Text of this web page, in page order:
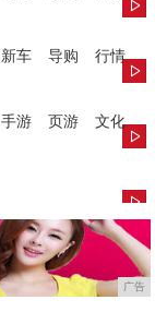
新车 导购
行情
手游 页游
文化
广告